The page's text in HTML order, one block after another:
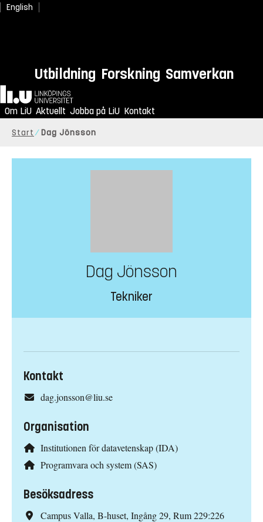
English
Utbildning Forskning Samverkan
Hem
Om LiU Aktuellt Jobba på LiU Kontakt
Start Dag Jönsson
Dag Jönsson
Tekniker
Kontakt
dag.jonsson@liu.se
Organisation
Institutionen för datavetenskap (IDA)
Programvara och system (SAS)
Besöksadress
Campus Valla, B-huset, Ingång 29, Rum 229:226